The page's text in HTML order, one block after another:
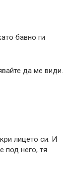
бавно ги
да ме види.
лицето си. И
под него, тя